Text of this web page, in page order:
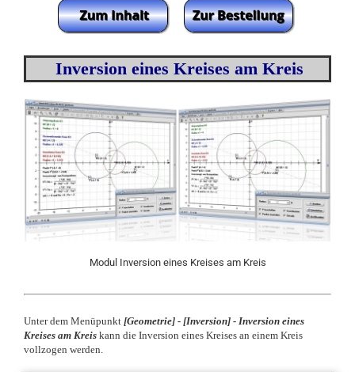
Inversion eines Kreises am Kreis
Modul Inversion eines Kreises am Kreis
Unter dem Menüpunkt [Geometrie] - [Inversion] - Inversion eines
Kreises am Kreis kann die Inversion eines Kreises an einem Kreis
vollzogen werden.